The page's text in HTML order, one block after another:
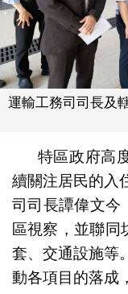
運輸工務司司長及
特區政府高
續關注居民的入
司司長譚偉文今
區視察，並聯同
套、交通設施等
動各項目的落成